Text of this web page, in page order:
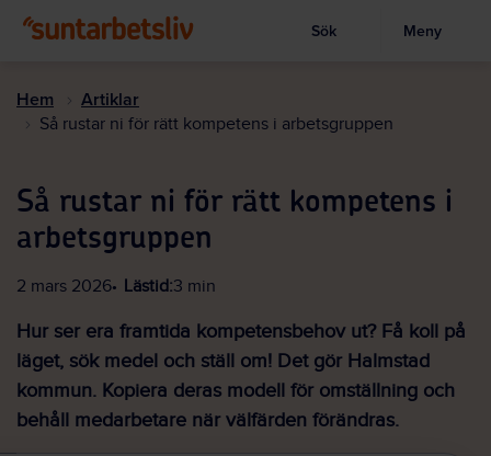
huvudinnehållet
Visa sökruta
Sök Meny
Hem Artiklar
Så rustar ni för rätt kompetens i arbetsgruppen
Så rustar ni för rätt kompetens i
arbetsgruppen
2 mars 2026 Lästid:3 min
Hur ser era framtida kompetensbehov ut? Få koll på
läget, sök medel och ställ om! Det gör Halmstad
kommun. Kopiera deras modell
för omställning och
behåll medarbetare när välfärden förändras.